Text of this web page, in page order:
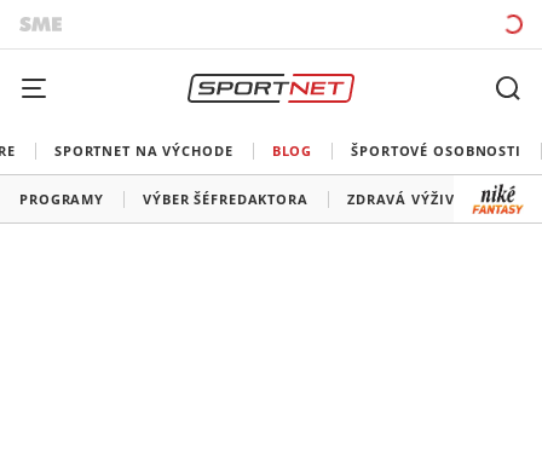
SPORTNET NA VÝCHODE BLOG ŠPORTOVÉ OSOBNOSTI
PROGRAMY VÝBER ŠÉFREDAKTORA ZDRAVÁ VÝŽIVA